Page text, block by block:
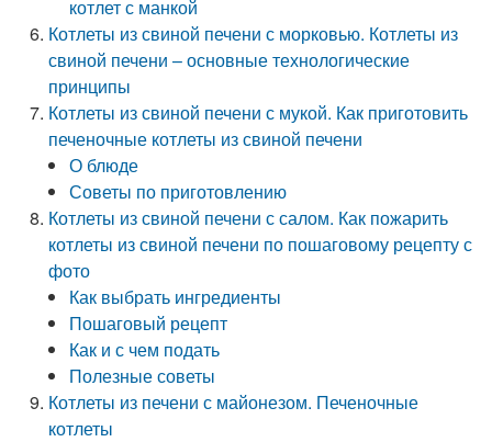
котлет с манкой
Котлеты из свиной печени с морковью. Котлеты из
свиной печени – основные технологические
принципы
Котлеты из свиной печени с мукой. Как приготовить
печеночные котлеты из свиной печени
О блюде
Советы по приготовлению
Котлеты из свиной печени с салом. Как пожарить
котлеты из свиной печени по пошаговому рецепту с
фото
Как выбрать ингредиенты
Пошаговый рецепт
Как и с чем подать
Полезные советы
Котлеты из печени с майонезом. Печеночные
котлеты